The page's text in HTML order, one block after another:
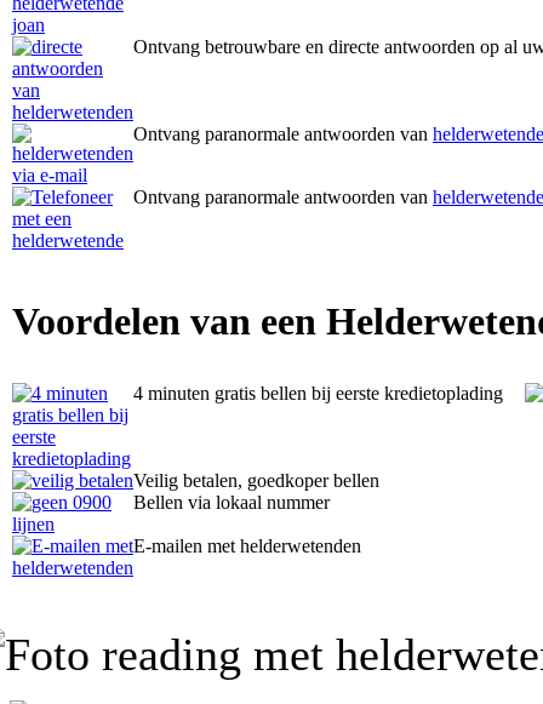
Ontvang betrouwbare en directe antwoorden op al
Ontvang paranormale antwoorden van
Ontvang paranormale antwoorden van
Voordelen van een
4 minuten gratis bellen bij eerste kredietoplading
Veilig betalen, goedkoper bellen
Bellen via lokaal nummer
E-mailen met helderwetenden